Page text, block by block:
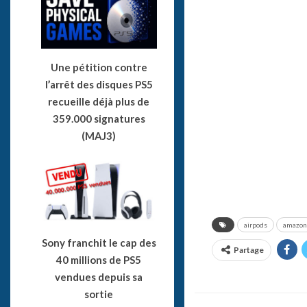
airpods amazon
Partage
Une pétition contre
l’arrêt des disques PS5
recueille déjà plus de
359.000 signatures
(MAJ3)
Sony franchit le cap des
40 millions de PS5
vendues depuis sa
sortie